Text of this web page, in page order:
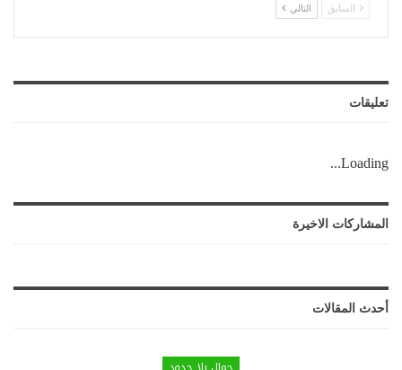
السابق التالي
تعليقات
Loading...
المشاركات الاخيرة
أحدث المقالات